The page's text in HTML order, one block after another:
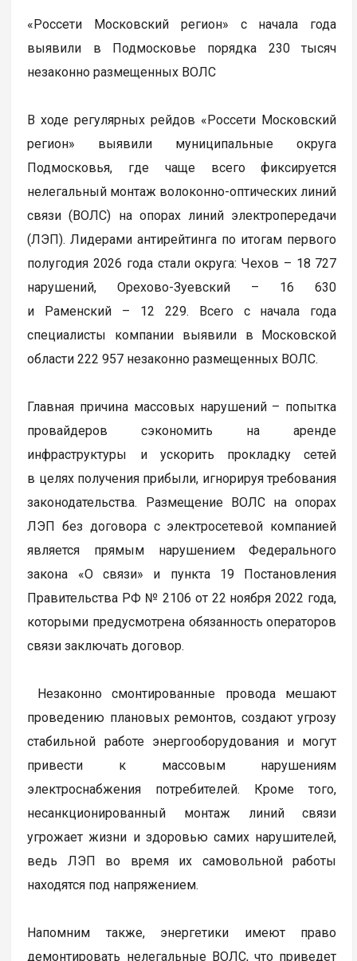
«Россети Московский регион» с начала года
выявили в Подмосковье порядка 230 тысяч
незаконно размещенных ВОЛС
В ходе регулярных рейдов «Россети Московский
регион» выявили муниципальные округа
Подмосковья, где чаще всего фиксируется
нелегальный монтаж волоконно-оптических линий
связи (ВОЛС) на опорах линий электропередачи
(ЛЭП). Лидерами антирейтинга по итогам первого
полугодия 2026 года стали округа: Чехов – 18 727
нарушений, Орехово-Зуевский – 16 630
и Раменский – 12 229. Всего с начала года
специалисты компании выявили в Московской
области 222 957 незаконно размещенных ВОЛС.
Главная причина массовых нарушений – попытка
провайдеров сэкономить на аренде
инфраструктуры и ускорить прокладку сетей
в целях получения прибыли, игнорируя требования
законодательства. Размещение ВОЛС на опорах
ЛЭП без договора с электросетевой компанией
является прямым нарушением Федерального
закона «О связи» и пункта 19 Постановления
Правительства РФ № 2106 от 22 ноября 2022 года,
которыми предусмотрена обязанность операторов
связи заключать договор.
Незаконно смонтированные провода мешают
проведению плановых ремонтов, создают угрозу
стабильной работе энергооборудования и могут
привести к массовым нарушениям
электроснабжения потребителей. Кроме того,
несанкционированный монтаж линий связи
угрожает жизни и здоровью самих нарушителей,
ведь ЛЭП во время их самовольной работы
находятся под напряжением.
Напомним также, энергетики имеют право
демонтировать нелегальные ВОЛС, что приведет